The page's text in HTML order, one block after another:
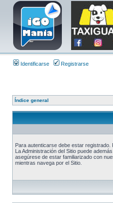
Identificarse Registrarse
Índice general
Para autenticarse debe estar
La Administración del Sitio puede
asegúrese de estar familiarizado con
mientras navega por el Sitio.